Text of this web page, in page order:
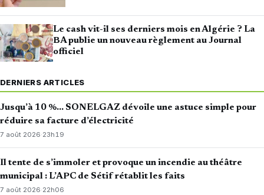
Le cash vit-il ses derniers mois en Algérie ? La
BA publie un nouveau règlement au Journal
officiel
DERNIERS ARTICLES
Jusqu’à 10 %… SONELGAZ dévoile une astuce simple pour
réduire sa facture d’électricité
7 août 2026·23h19
Il tente de s’immoler et provoque un incendie au théâtre
municipal : L’APC de Sétif rétablit les faits
7 août 2026·22h06